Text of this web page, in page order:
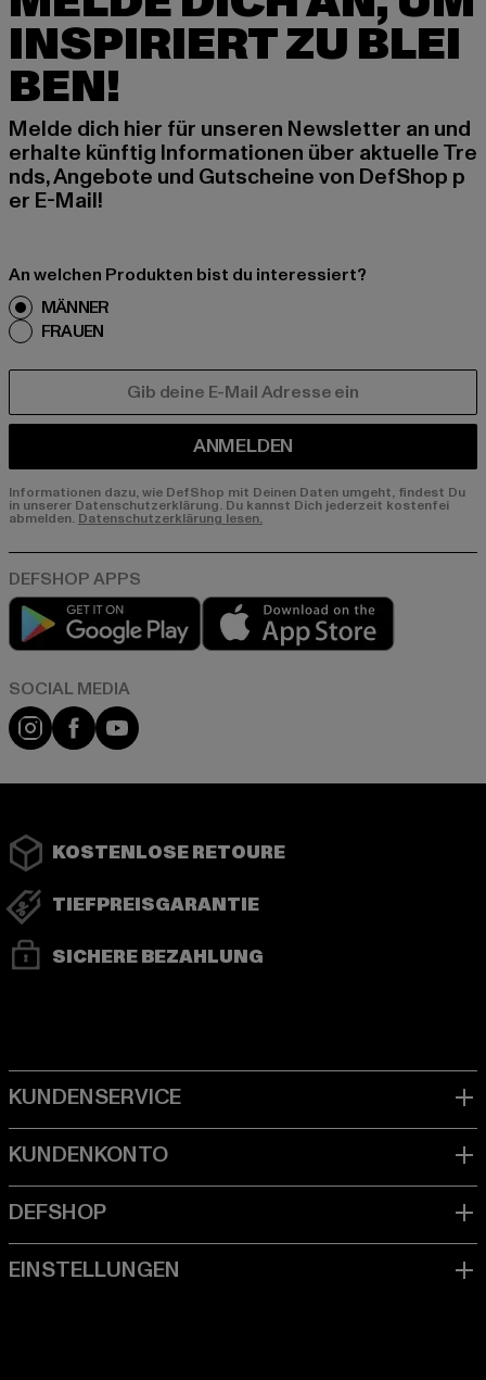
INSPIRIERT ZU BLEI
BEN!
Melde dich hier für unseren Newsletter an und
erhalte künftig Informationen über aktuelle Tre
nds, Angebote und Gutscheine von DefShop p
er E-Mail!
An welchen Produkten bist du interessiert?
MÄNNER
FRAUEN
ANMELDEN
Informationen dazu, wie DefShop mit Deinen Daten umgeht, findest Du
in unserer Datenschutzerklärung. Du kannst Dich jederzeit kostenfei
abmelden. Datenschutzerklärung lesen.
Play market
Instagram
FacebookYouTube
KOSTENLOSE RETOURE
TIEFPREISGARANTIE
SICHERE BEZAHLUNG